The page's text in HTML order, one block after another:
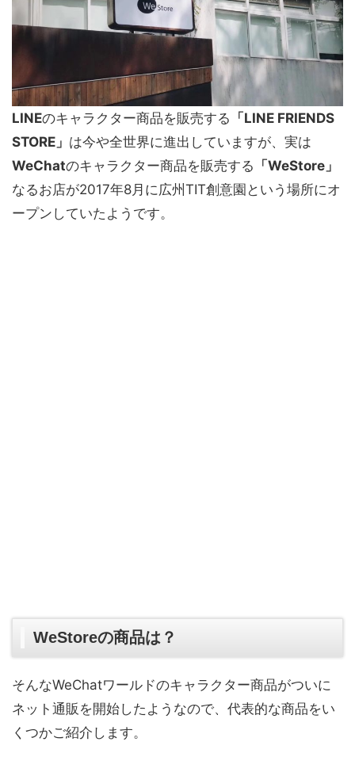
LINEのキャラクター商品を販売する 「LINE FRIENDS
STORE」 は今や全世界に進出していますが、実は
WeChatのキャラクター商品を販売する 「WeStore」
なるお店が2017年8月に広州TIT創意園という場所にオ
ープンしていたようです。
WeStoreの商品は？
そんなWeChatワールドのキャラクター商品がついに
ネット通販を開始したようなので、代表的な商品をい
くつかご紹介します。